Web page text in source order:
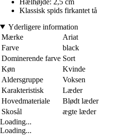
Klassisk spids firkantet tå
Yderligere information
Mærke
Ariat
Farve
black
Dominerende farve Sort
Køn
Kvinde
Aldersgruppe
Voksen
Karakteristisk
Læder
Hovedmateriale
Blødt læder
Skosål
ægte læder
Loading...
Loading...